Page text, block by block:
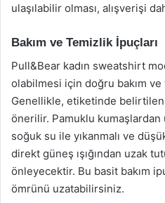
ulaşılabilir olması, alışverişi
Bakım ve Temizlik İpuçları
Pull&Bear kadın sweatshirt
olabilmesi için doğru bakım
Genellikle, etiketinde belirtilen
önerilir. Pamuklu
soğuk su ile yıkanmalı ve
direkt güneş ışığından uzak
önleyecektir. Bu basit bakım
ömrünü uzatabilirsiniz.